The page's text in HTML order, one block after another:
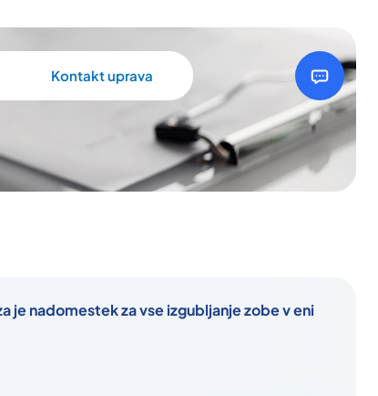
Kontakt uprava
je nadomestek za vse izgubljanje zobe v eni